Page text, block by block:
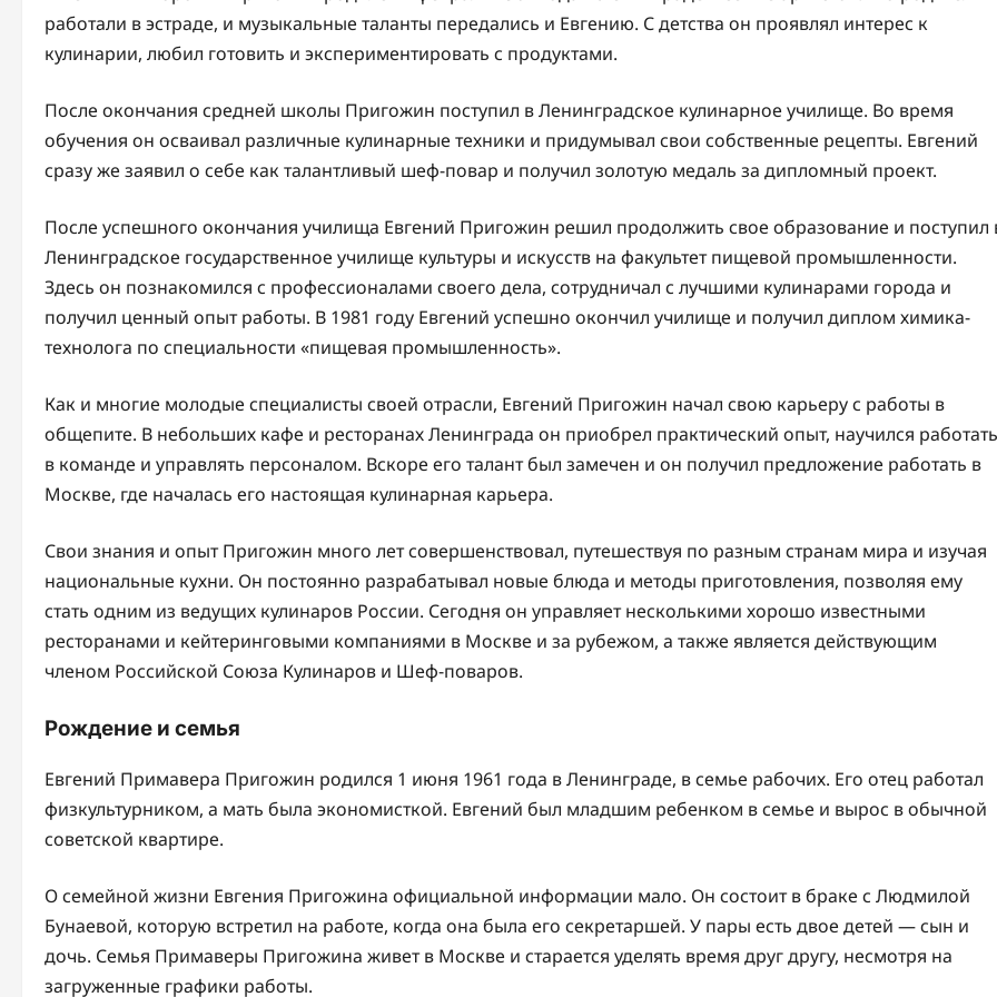
работали в эстраде, и музыкальные таланты передались и Евгению. С детства он проявлял интерес к
кулинарии, любил готовить и экспериментировать с продуктами.
После окончания средней школы Пригожин поступил в Ленинградское кулинарное училище. Во время
обучения он осваивал различные кулинарные техники и придумывал свои собственные рецепты. Евгений
сразу же заявил о себе как талантливый шеф-повар и получил золотую медаль за дипломный проект.
После успешного окончания училища Евгений Пригожин решил продолжить свое образование и поступил
Ленинградское государственное училище культуры и искусств на факультет пищевой промышленности.
Здесь он познакомился с профессионалами своего дела, сотрудничал с лучшими кулинарами города и
получил ценный опыт работы. В 1981 году Евгений успешно окончил училище и получил диплом химика-
технолога по специальности «пищевая промышленность».
Как и многие молодые специалисты своей отрасли, Евгений Пригожин начал свою карьеру с работы в
общепите. В небольших кафе и ресторанах Ленинграда он приобрел практический опыт, научился работать
в команде и управлять персоналом. Вскоре его талант был замечен и он получил предложение работать в
Москве, где началась его настоящая кулинарная карьера.
Свои знания и опыт Пригожин много лет совершенствовал, путешествуя по разным странам мира и изучая
национальные кухни. Он постоянно разрабатывал новые блюда и методы приготовления, позволяя ему
стать одним из ведущих кулинаров России. Сегодня он управляет несколькими хорошо известными
ресторанами и кейтеринговыми компаниями в Москве и за рубежом, а также является действующим
членом Российской Союза Кулинаров и Шеф-поваров.
Рождение и семья
Евгений Примавера Пригожин родился 1 июня 1961 года в Ленинграде, в семье рабочих. Его отец работал
физкультурником, а мать была экономисткой. Евгений был младшим ребенком в семье и вырос в обычной
советской квартире.
О семейной жизни Евгения Пригожина официальной информации мало. Он состоит в браке с Людмилой
Бунаевой, которую встретил на работе, когда она была его секретаршей. У пары есть двое детей — сын и
дочь. Семья Примаверы Пригожина живет в Москве и старается уделять время друг другу, несмотря на
загруженные графики работы.